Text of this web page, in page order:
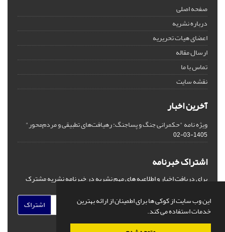
این وب سایت از کوکی ها برای اطمینان از ارائه بهترین
خدمات استفاده می کند.
صفحه اصلی
درباره نشریه
اعضای هیات تحریریه
ارسال مقاله
تماس با ما
نقشه سایت
آخرین اخبار
ویژه نامه "حکمرانی جنگ و پساجنگ: رهیافت‌های تطبیقی و مردم‌محور"
1405-03-02
اشتراک خبرنامه
برای دریافت اخبار و اطلاعیه های مهم نشریه در خبرنامه نشریه مشترک
اشتراک